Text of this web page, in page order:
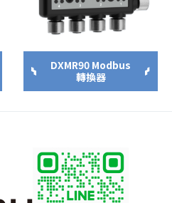
DXMR90 Modbus
轉換器